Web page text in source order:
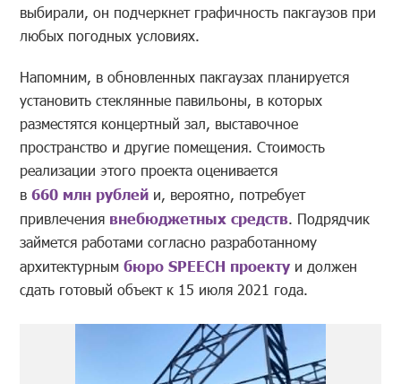
выбирали, он подчеркнет графичность пакгаузов при
любых погодных условиях.
Напомним, в обновленных пакгаузах планируется
установить стеклянные павильоны, в которых
разместятся концертный зал, выставочное
пространство и другие помещения. Стоимость
реализации этого проекта оценивается
в660 млн рублей и, вероятно, потребует
привлечения внебюджетных средств. Подрядчик
займется работами согласно разработанному
архитектурнымбюро SPEECH проекту и должен
сдать готовый объект к 15 июля 2021 года.